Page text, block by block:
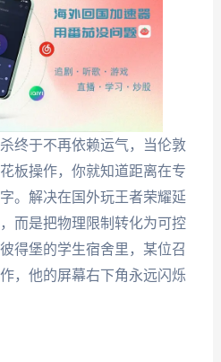
终于不再依赖运气，当伦敦
板操作，你就知道距离在专
。解决在国外玩王者荣耀延
而是把物理限制转化为可控
得堡的学生宿舍里，某位召
，他的屏幕右下角永远闪烁